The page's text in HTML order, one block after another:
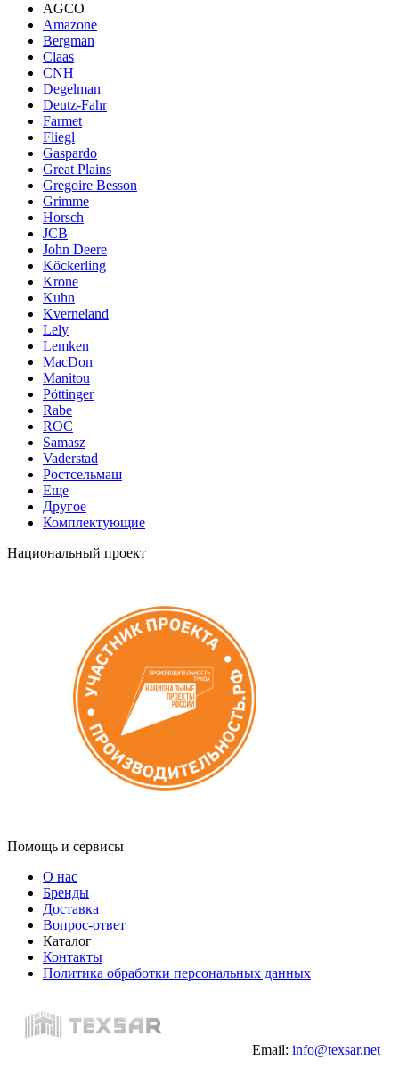
AGCO
Amazone
Bergman
Claas
CNH
Degelman
Deutz-Fahr
Farmet
Fliegl
Gaspardo
Great Plains
Gregoire Besson
Grimme
Horsch
JCB
John Deere
Köckerling
Krone
Kuhn
Kverneland
Lely
Lemken
MacDon
Manitou
Pöttinger
Rabe
ROC
Samasz
Vaderstad
Ростсельмаш
Еще
Другое
Комплектующие
Национальный проект
Помощь и сервисы
О нас
Бренды
Доставка
Вопрос-ответ
Каталог
Контакты
Политика обработки персональных данных
Email: info@texsar.net